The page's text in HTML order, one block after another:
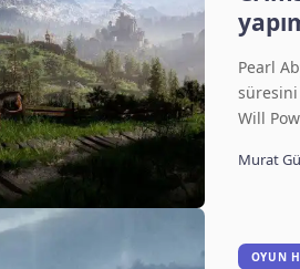
saat
Pearl
süresini
Will
Murat
OYUN